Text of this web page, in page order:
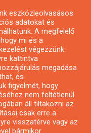
eszközleolvasásos
adatokat és
A megfelelő
mi és a
végezzünk.
kattintva
megadása
és
figyelmét, hogy
nem feltétlenül
áll tiltakozni az
csak erre a
visszatérve vagy az
bármikor